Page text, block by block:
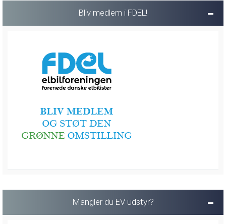
Bliv medlem i FDEL!
Mangler du EV udstyr?